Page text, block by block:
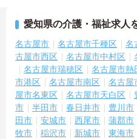
愛知県の介護・福祉求人
名古屋市 名古屋市千種区 名
古屋市西区
名古屋市中村区
名古屋市瑞穂区
名古屋市熱
市港区
名古屋市南区 名古屋
屋市名東区
名古屋市天白区
市
半田市 春日井市 豊川市
田市
安城市 西尾市 蒲郡市
牧市
稲沢市 新城市 東海市